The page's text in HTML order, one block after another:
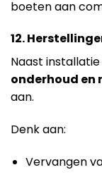
boeten aan
12.
Naast
onderhoud en
aan.
Denk aan:
Vervangen